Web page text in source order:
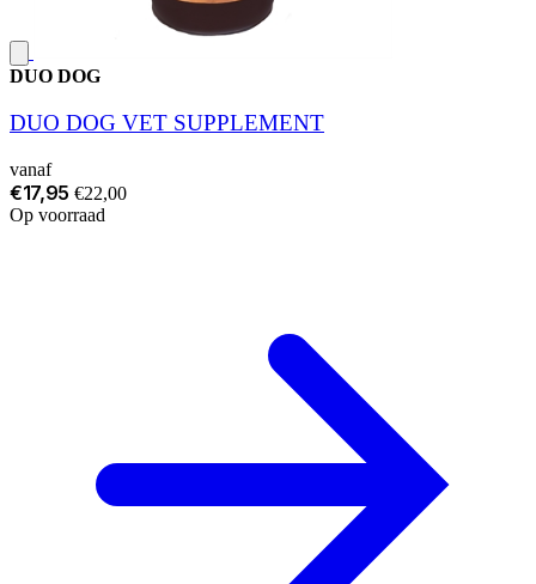
DUO DOG
DUO DOG VET SUPPLEMENT
vanaf
€17,95 €22,00
Op voorraad